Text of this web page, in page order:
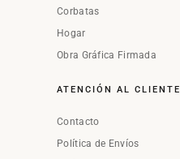
Corbatas
Hogar
Obra Gráfica Firmada
ATENCIÓN AL CLIENTE
Contacto
Política de Envíos